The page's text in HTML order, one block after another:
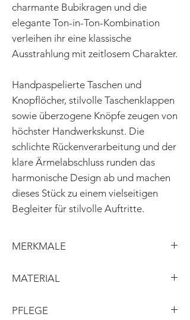
charmante Bubikragen und die
elegante Ton-in-Ton-Kombination
verleihen ihr eine klassische
Ausstrahlung mit zeitlosem Charakter.
Handpaspelierte Taschen und
Knopflöcher, stilvolle Taschenklappen
sowie überzogene Knöpfe zeugen von
höchster Handwerkskunst. Die
schlichte Rückenverarbeitung und der
klare Ärmelabschluss runden das
harmonische Design ab und machen
dieses Stück zu einem vielseitigen
Begleiter für stilvolle Auftritte.
MERKMALE
Bubikragen
schlichter Ärmelabschluss
MATERIAL
Futter: Viskose
PFLEGE